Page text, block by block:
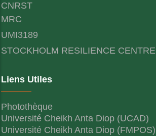
CNRST
MRC
UMI3189
STOCKHOLM RESILIENCE CENTRE
Liens Utiles
Photothèque
Université Cheikh Anta Diop (UCAD)
Université Cheikh Anta Diop (FMPOS)